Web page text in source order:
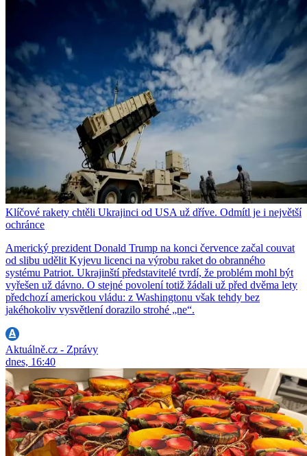
Klíčové rakety chtěli Ukrajinci od USA už dříve. Odmítl je i největší
ochránce
Americký prezident Donald Trump na konci července začal couvat
od slibu udělit Kyjevu licenci na výrobu raket do obranného
systému Patriot. Ukrajinští představitelé tvrdí, že problém mohl být
vyřešen už dávno. O stejné povolení totiž žádali už před dvěma lety
předchozí americkou vládu: z Washingtonu však tehdy bez
jakéhokoliv vysvětlení dorazilo strohé „ne“.
Aktuálně.cz - Zprávy
dnes, 16:40